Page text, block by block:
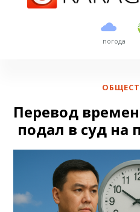
погода
USD
EUR
Перевод
подал в суд на